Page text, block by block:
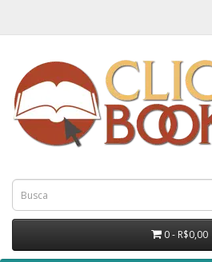
0 - R$0,00